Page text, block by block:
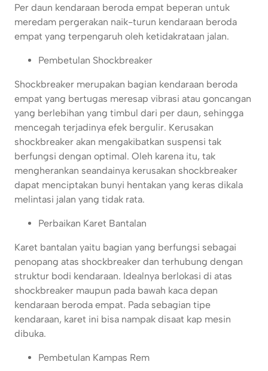
Per daun kendaraan beroda empat beperan untuk
meredam pergerakan naik-turun kendaraan beroda
empat yang terpengaruh oleh ketidakrataan jalan.
Pembetulan Shockbreaker
Shockbreaker merupakan bagian kendaraan beroda
empat yang bertugas meresap vibrasi atau goncangan
yang berlebihan yang timbul dari per daun, sehingga
mencegah terjadinya efek bergulir. Kerusakan
shockbreaker akan mengakibatkan suspensi tak
berfungsi dengan optimal. Oleh karena itu, tak
mengherankan seandainya kerusakan shockbreaker
dapat menciptakan bunyi hentakan yang keras dikala
melintasi jalan yang tidak rata.
Perbaikan Karet Bantalan
Karet bantalan yaitu bagian yang berfungsi sebagai
penopang atas shockbreaker dan terhubung dengan
struktur bodi kendaraan. Idealnya berlokasi di atas
shockbreaker maupun pada bawah kaca depan
kendaraan beroda empat. Pada sebagian tipe
kendaraan, karet ini bisa nampak disaat kap mesin
dibuka.
Pembetulan Kampas Rem